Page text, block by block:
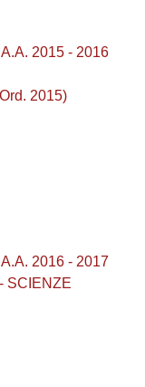
2015 - 2016
2015)
2016 - 2017
SCIENZE